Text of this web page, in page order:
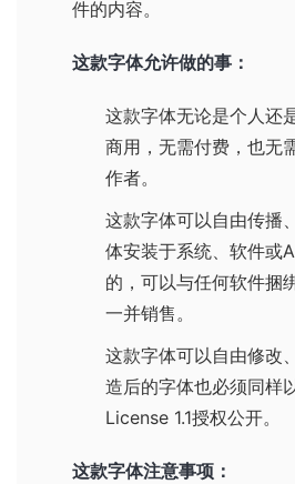
件的内容。
这款字体允许做的事：
这款字体无论是个人还
商用，无需付费，也无
作者。
这款字体可以自由传播
体安装于系统、软件或
的，可以与任何软件捆
一并销售。
这款字体可以自由修改
造后的字体也必须同样
License 1.1授权公开。
这款字体注意事项：